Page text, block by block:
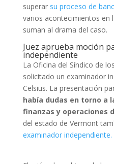
superar su proceso de
varios acontecimientos en
suman al drama del caso.
Juez aprueba moción
independiente
La Oficina del Síndico de
solicitado un examinador
Celsius. La presentación
había dudas en torno a
finanzas y operaciones
del estado de Vermont
examinador independiente.